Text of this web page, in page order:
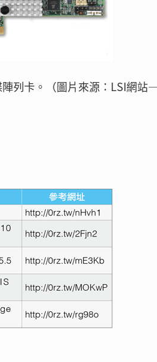
列卡。（圖片來源：LSI網站